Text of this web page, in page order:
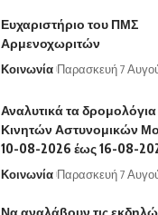
Ευχαριστήριο του ΠΜΣ
Αρμενοχωριτών
Κοινωνία Παρασκευή 7
Αναλυτικά τα
Κινητών Αστυνομικών
10-08-2026 έως 16-08-
Κοινωνία Παρασκευή 7